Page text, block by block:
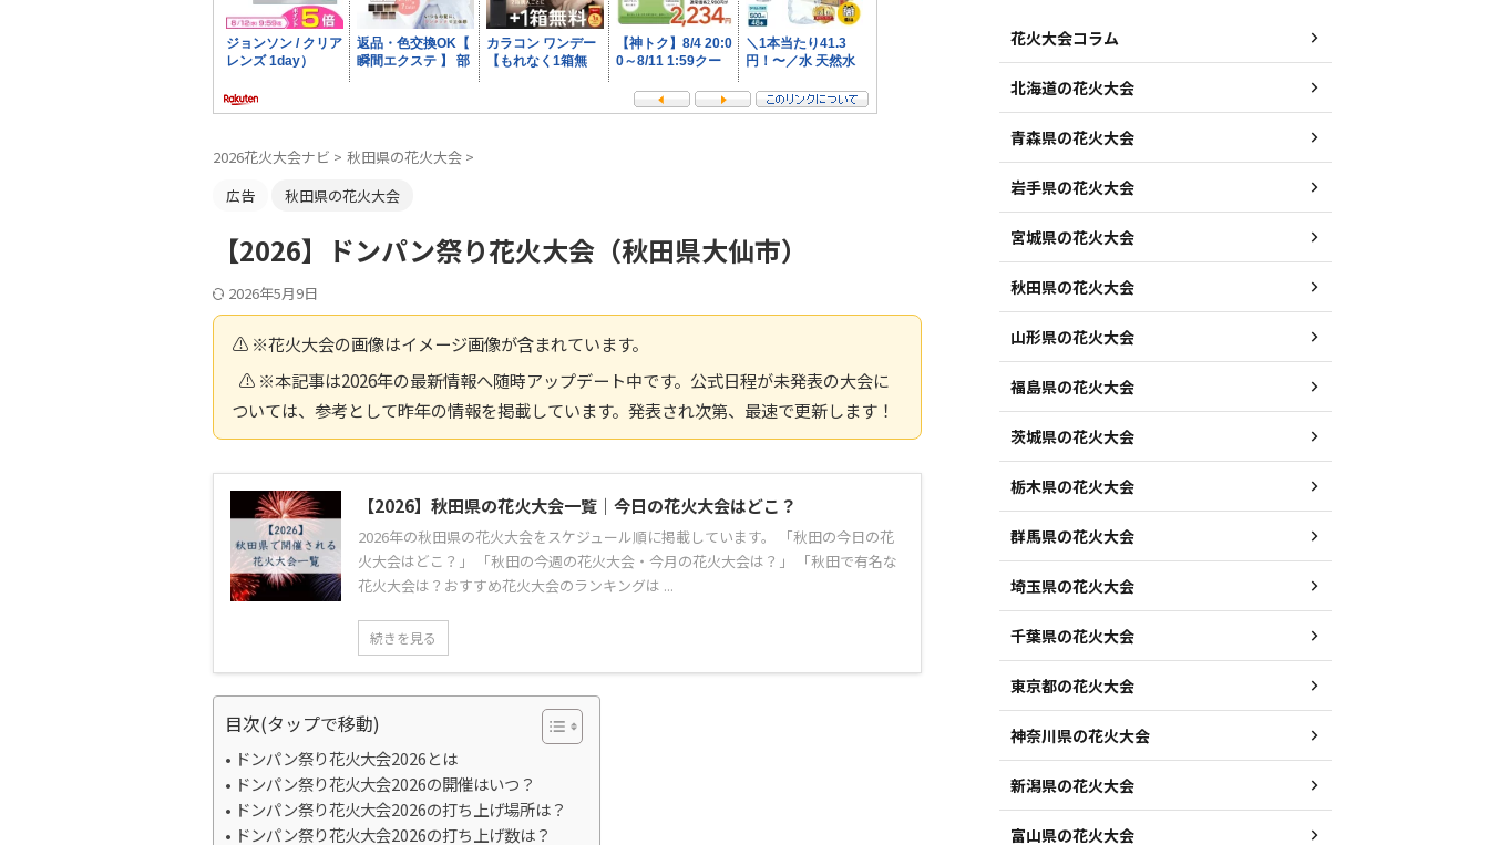
2026花火大会ナビ > 秋田県の花火大会 >
広告
秋田県の花火大会
【2026】ドンパン祭り花火大会（秋田県大仙市）
2026年5月9日
⚠️ ※花火大会の画像はイメージ画像が含まれています。
⚠️ ※本記事は2026年の最新情報へ随時アップデート中です。公式日程が未発表の大会に
ついては、参考として昨年の情報を掲載しています。発表され次第、最速で更新します！
【2026】秋田県の花火大会一覧｜今日の花火大会はどこ？
2026年の秋田県の花火大会をスケジュール順に掲載しています。 「秋田の今日の花
火大会はどこ？」 「秋田の今週の花火大会・今月の花火大会は？」 「秋田で有名な
花火大会は？おすすめ花火大会のランキングは ...
続きを見る
目次(タップで移動)
ドンパン祭り花火大会2026とは
ドンパン祭り花火大会2026の開催はいつ？
ドンパン祭り花火大会2026の打ち上げ場所は？
ドンパン祭り花火大会2026の打ち上げ数は？
花火大会コラム
北海道の花火大会
青森県の花火大会
岩手県の花火大会
宮城県の花火大会
秋田県の花火大会
山形県の花火大会
福島県の花火大会
茨城県の花火大会
栃木県の花火大会
群馬県の花火大会
埼玉県の花火大会
千葉県の花火大会
東京都の花火大会
神奈川県の花火大会
新潟県の花火大会
富山県の花火大会